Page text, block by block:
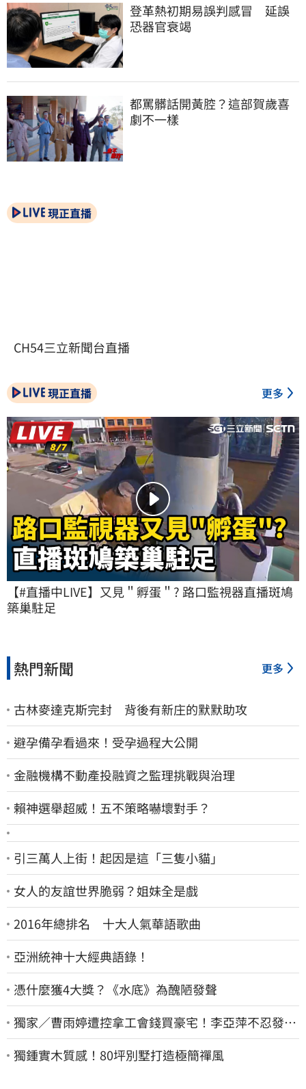
登革熱初期易誤判感冒　延誤
恐器官衰竭
都罵髒話開黃腔？這部賀歲喜
劇不一樣
現正直播
CH54三立新聞台直播
現正直播 更多
【#直播中LIVE】又見＂孵蛋＂? 路口監視器直播斑鳩
築巢駐足
熱門新聞 更多
古林麥達克斯完封 背後有新庄的默默助攻
避孕備孕看過來！受孕過程大公開
金融機構不動產投融資之監理挑戰與治理
賴神選舉超威！五不策略嚇壞對手？
引三萬人上街！起因是這「三隻小貓」
女人的友誼世界脆弱？姐妹全是戲
2016年總排名 十大人氣華語歌曲
亞洲統神十大經典語錄！
憑什麼獲4大獎？《水底》為醜陋發聲
獨家／曹雨婷遭控拿工會錢買豪宅！李亞萍不忍發
聲：余天管工會都貼錢
獨鍾實木質感！80坪別墅打造極簡禪風